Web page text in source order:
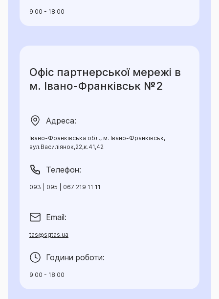
9:00 - 18:00
Офіс партнерської мережі в
м. Івано-Франківськ №2
Адреса:
Івано-Франківська обл., м. Івано-Франківськ,
вул.Василіянок,22,к.41,42
Телефон:
093 | 095 | 067 219 11 11
Email:
tas@sgtas.ua
Години роботи:
9:00 - 18:00